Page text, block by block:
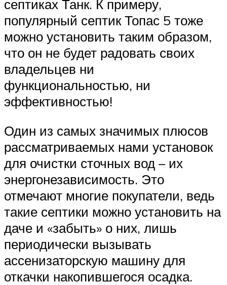
септиках Танк. К примеру,
популярный септик Топас 5 тоже
можно установить таким образом,
что он не будет радовать своих
владельцев ни
функциональностью, ни
эффективностью!
Один из самых значимых плюсов
рассматриваемых нами установок
для очистки сточных вод – их
энергонезависимость. Это
отмечают многие покупатели, ведь
такие септики можно установить на
даче и «забыть» о них, лишь
периодически вызывать
ассенизаторскую машину для
откачки накопившегося осадка.